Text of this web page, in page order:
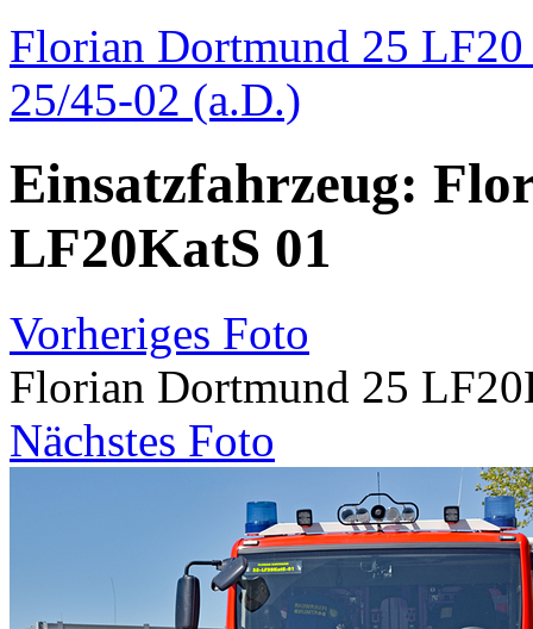
Florian Dortmund 25
25/45-02 (a.D.)
Einsatzfahrzeug:
LF20KatS 01
Vorheriges Foto
Florian Dortmund 25
Nächstes Foto